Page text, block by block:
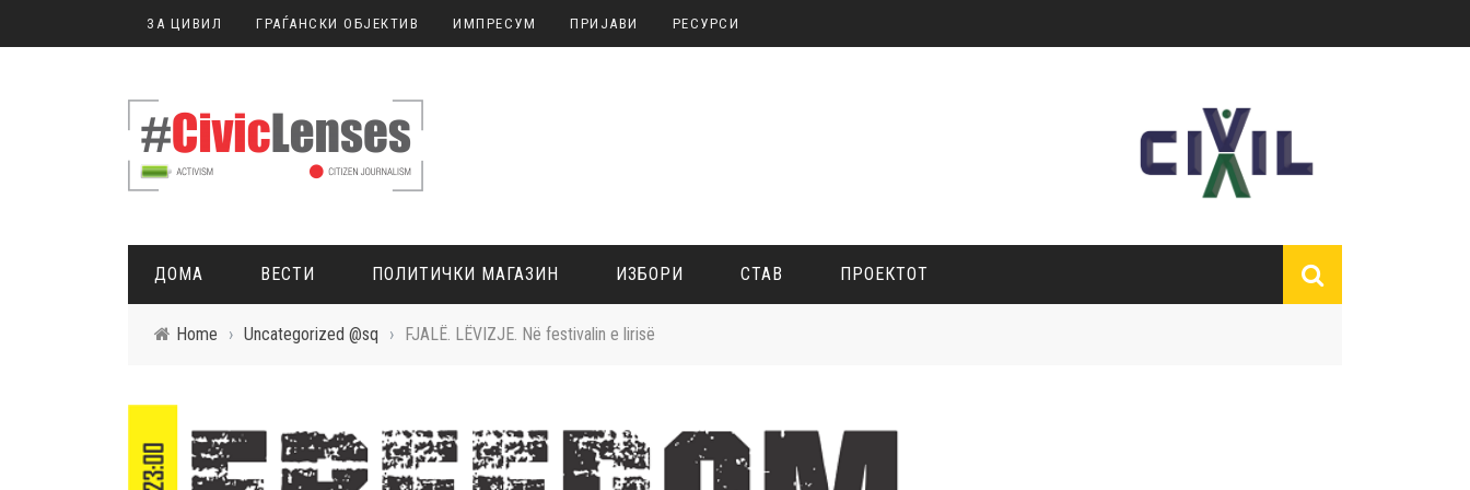
ЗА ЦИВИЛ ГРАЃАНСКИ ОБЈЕКТИВ ИМПРЕСУМ ПРИЈАВИ РЕСУРСИ
ДОМА ВЕСТИ ПОЛИТИЧКИ МАГАЗИН ИЗБОРИ СТАВ ПРОЕКТОТ
Home › Uncategorized @sq › FJALË. LËVIZJE. Në festivalin e lirisë